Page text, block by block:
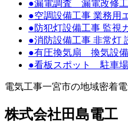
●漏電調査 漏電改修
●空調設備工事 業務用
●防犯灯設備工事 監視
●消防設備工事 非常灯
●有圧換気扇 換気設
●看板スポット 駐車
電気工事一宮市の地域密着
株式会社田島電